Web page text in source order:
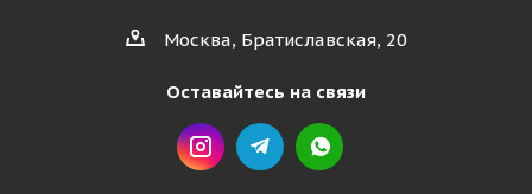
Москва, Братиславская, 20
Оставайтесь на связи